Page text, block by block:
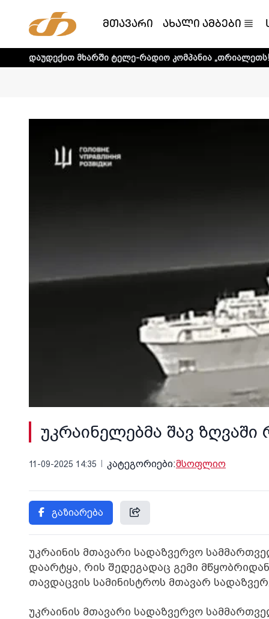
მთავარი ახალი ამბები
მხარში ტელე-რადიო კომპანია „თრიალეთს! - დეტალური
უკრაინელებმა შავ
11-09-2025 14:35 კატეგორიები:მსოფლიო
გაზიარება
უკრაინის მთავარი სადაზვერვო
დაარტყა, რის შედეგადაც გემი
თავდაცვის სამინისტროს მთავარ
უკრაინის მთავარი სადაზვერვო